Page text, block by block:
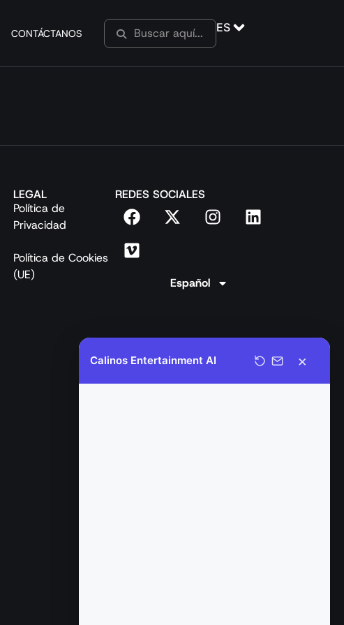
CONTÁCTANOS ES
LEGAL
Política de
Privacidad
Política de Cookies
(UE)
REDES SOCIALES
Español
Calinos Entertainment AI ×